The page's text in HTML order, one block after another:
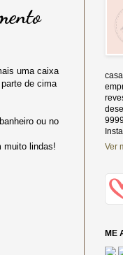
uma caixa
de cima
ou no
muito lindas!
Ver
ME